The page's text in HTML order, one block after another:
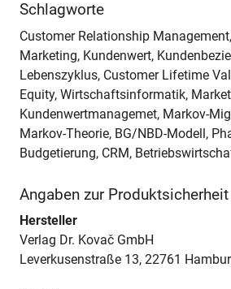
Schlagworte
Customer Relationship
Marketing, Kundenwert,
Lebenszyklus, Customer Lifetime
Equity, Wirtschaftsinformatik,
Kundenwertmanagemet, Markov-
Markov-Theorie, BG/NBD-Modell,
Budgetierung, CRM,
Angaben zur Produktsicherheit
Hersteller
Verlag Dr. Kovač GmbH
Leverkusenstraße 13, 22761